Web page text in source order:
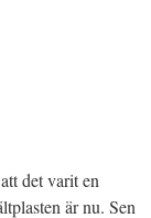
det varit en
är nu. Sen